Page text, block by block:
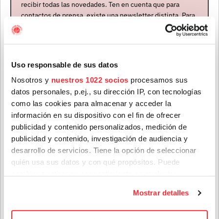
Uso responsable de sus datos
Nosotros y nuestros 1022 socios procesamos sus
datos personales, p.ej., su dirección IP, con tecnologías
como las cookies para almacenar y acceder la
información en su dispositivo con el fin de ofrecer
publicidad y contenido personalizados, medición de
publicidad y contenido, investigación de audiencia y
desarrollo de servicios. Tiene la opción de seleccionar
quién usa sus datos y con qué propósitos. Puede
Mostrar detalles
ÚLTIMAS NOTICIAS
Teenage Fanclub anuncian su próximo disco, "Do Not
Dare Dream", el que nos vendrán a presentar en su gira
de octubre
recibir todas las novedades. Ten en cuenta que para
contactos de prensa, existe una newsletter distinta. Para
formar parte de ella, envíanos un mensaje a
Apellidos
Correo electrónico*